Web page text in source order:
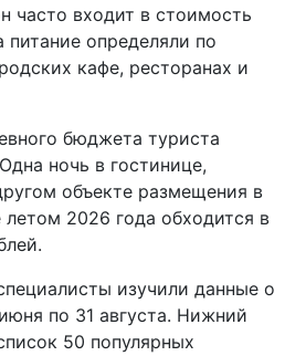
часто входит в стоимость
определяли по
кафе, ресторанах и
бюджета туриста
ночь в гостинице,
объекте размещения в
2026 года обходится в
изучили данные о
по 31 августа. Нижний
50 популярных